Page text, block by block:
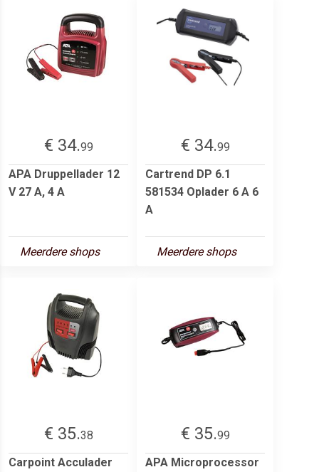
€ 34.99
APA Druppellader 12
V 27 A, 4 A
Meerdere shops
€ 34.99
Cartrend DP 6.1
581534 Oplader 6 A 6
A
Meerdere shops
€ 35.38
Carpoint Acculader
€ 35.99
APA Microprocessor